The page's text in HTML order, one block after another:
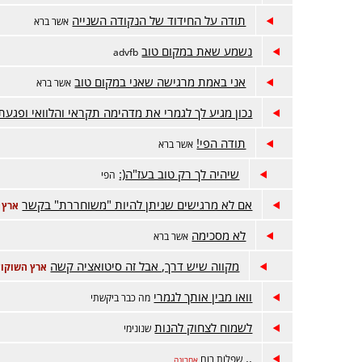
תודה על החידוד של הנקודה השנייה אשר ברא
נשמע שאת במקום טוב advfb
אני באמת מרגישה שאני במקום טוב אשר ברא
נכון מגיע לך לגמרי את מדהימה תקראי והלוואי
תודה הפי! אשר ברא
שיהיה לך רק טוב בעז"ה(: הפי
אם לא מרגישים שניתן להיות "משוחררת" בקשר
לא מסכימה אשר ברא
מקווה שיש דרך, אבל זה סיטואציה קשה ארץ
וואו מבין אותך לגמרי מה כבר ביקשתי
לשמוח לצחוק להנות שנונימי
.. שפלות רוח אחרונה